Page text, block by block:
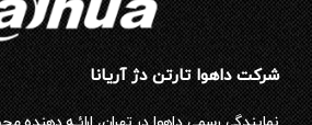
شرکت داهوا تارتن دژ آریانا